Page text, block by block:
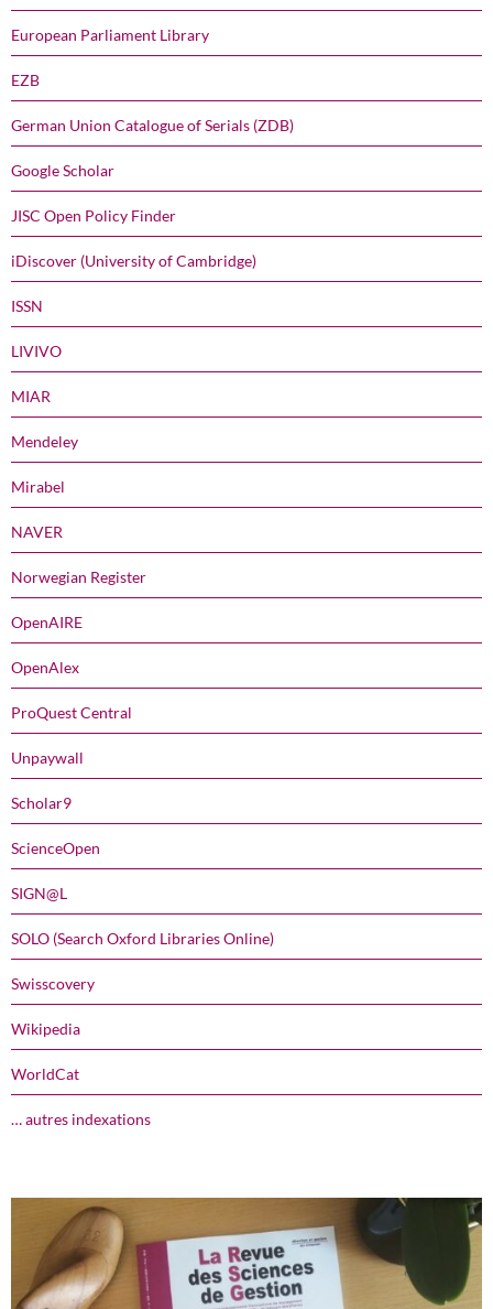
European Parliament Library
EZB
German Union Catalogue of Serials (ZDB)
Google Scholar
JISC Open Policy Finder
iDiscover (University of Cambridge)
ISSN
LIVIVO
MIAR
Mendeley
Mirabel
NAVER
Norwegian Register
OpenAIRE
OpenAlex
ProQuest Central
Unpaywall
Scholar9
ScienceOpen
SIGN@L
SOLO (Search Oxford Libraries Online)
Swisscovery
Wikipedia
WorldCat
… autres indexations